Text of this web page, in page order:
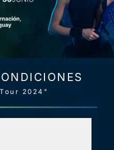
2024"